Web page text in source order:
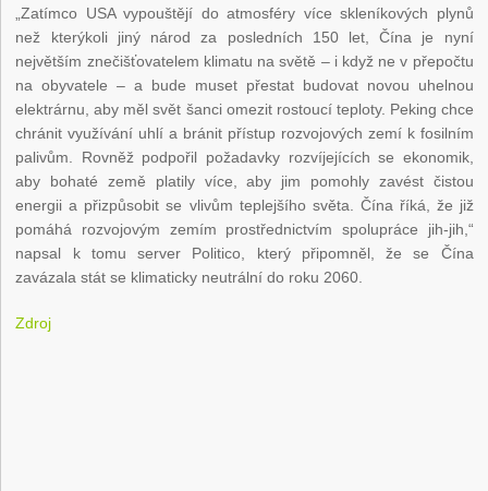
„Zatímco USA vypouštějí do atmosféry více skleníkových plynů
než kterýkoli jiný národ za posledních 150 let, Čína je nyní
největším znečišťovatelem klimatu na světě – i když ne v přepočtu
na obyvatele – a bude muset přestat budovat novou uhelnou
elektrárnu, aby měl svět šanci omezit rostoucí teploty. Peking chce
chránit využívání uhlí a bránit přístup rozvojových zemí k fosilním
palivům. Rovněž podpořil požadavky rozvíjejících se ekonomik,
aby bohaté země platily více, aby jim pomohly zavést čistou
energii a přizpůsobit se vlivům teplejšího světa. Čína říká, že již
pomáhá rozvojovým zemím prostřednictvím spolupráce jih-jih,“
napsal k tomu server Politico, který připomněl, že se Čína
zavázala stát se klimaticky neutrální do roku 2060.
Zdroj